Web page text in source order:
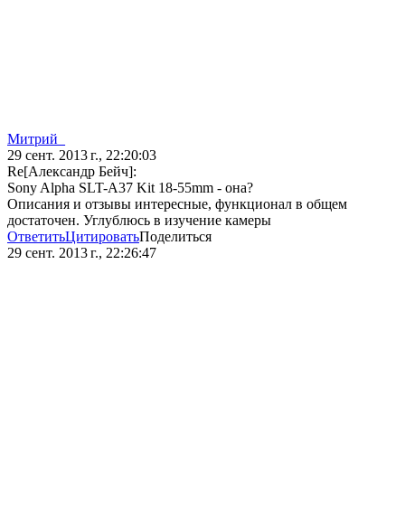
Митрий_
29 сент. 2013 г., 22:20:03
Re[Александр Бейч]:
Sony Alpha SLT-A37 Kit 18-55mm - она?
Описания и отзывы интересные, функционал в общем
достаточен. Углублюсь в изучение камеры
ОтветитьЦитироватьПоделиться
29 сент. 2013 г., 22:26:47